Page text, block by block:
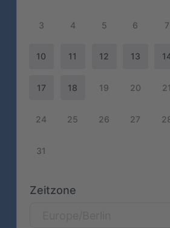
3 4 5 6 7
10 11 12 13
17 18 19 20 21
24 25 26 27
31
Zeitzone